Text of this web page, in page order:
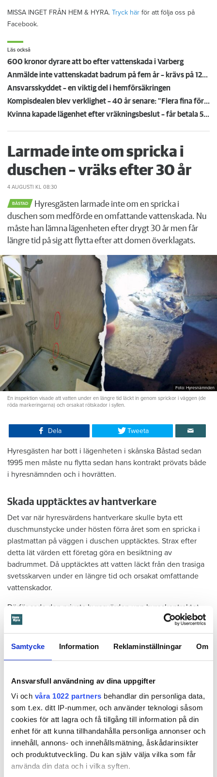
Samtycke Information Reklaminställningar Om
Ansvarsfull användning av dina uppgifter
Vi och våra 1022 partners behandlar din personliga data,
som t.ex. ditt IP-nummer, och använder teknologi såsom
cookies för att lagra och få tillgång till information på din
enhet för att kunna tillhandahålla personliga annonser och
innehåll, annons- och innehållsmätning, åskådarinsikter
och produktutveckling. Du kan själv välja vilka som får
använda din data och i vilka syften.
MISSA INGET FRÅN HEM & HYRA. Tryck här för att följa oss på
Facebook.
Läs också
600 kronor dyrare att bo efter vattenskada i Varberg
Anmälde inte vattenskadat badrum på fem år – krävs på 125 000 kronor
Ansvarsskyddet – en viktig del i hemförsäkringen
Kompisdealen blev verklighet – 40 år senare: "Flera fina fördelar med att dela bostad"
Kvinna kapade lägenhet efter vräkningsbeslut – får betala 50 000
Larmade inte om spricka i
duschen – vräks efter 30 år
4 AUGUSTI KL 08:30
BÅSTAD
Hyresgästen larmade inte om en spricka i
duschen som medförde en omfattande vattenskada. Nu
måste han lämna lägenheten efter drygt 30 år men får
längre tid på sig att flytta efter att domen överklagats.
Foto: Hyresnämnden
En inspektion visade att vatten under en längre tid läckt in genom sprickor i väggen (de
röda markeringarna) och orsakat rötskador i syllen.
Dela Tweeta
Hyresgästen har bott i lägenheten i skånska Båstad sedan
1995 men måste nu flytta sedan hans kontrakt prövats både
i hyresnämnden och i hovrätten.
Skada upptäcktes av hantverkare
Det var när hyresvärdens hantverkare skulle byta ett
duschmunstycke under hösten förra året som en spricka i
plastmattan på väggen i duschen upptäcktes. Strax efter
detta lät värden ett företag göra en besiktning av
badrummet. Då upptäcktes att vatten läckt från den trasiga
svetsskarven under en längre tid och orsakat omfattande
vattenskador.
Därför sade den privata hyresvärden upp hyreskontraktet
med hänvisning till att hyresgästen inte iakttagit sin så
kallade vårdplikt (se faktaruta). Eftersom han inte gick med
på att flytta fick hyresnämnden i Malmö pröva